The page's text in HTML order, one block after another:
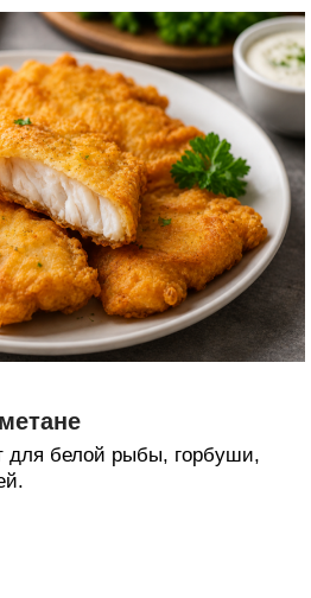
для белой рыбы, горбуши,